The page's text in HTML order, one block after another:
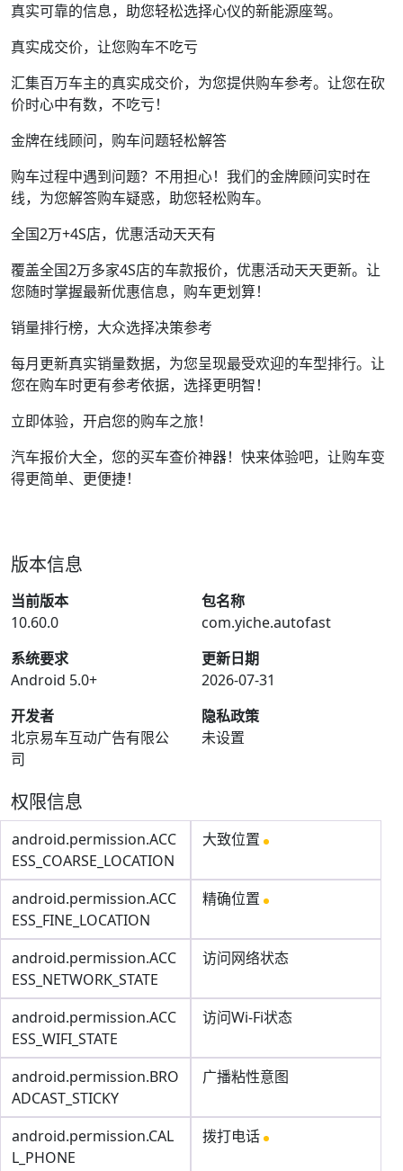
真实可靠的信息，助您轻松选择心仪的新能源座驾。
真实成交价，让您购车不吃亏
汇集百万车主的真实成交价，为您提供购车参考。让您在砍
价时心中有数，不吃亏！
金牌在线顾问，购车问题轻松解答
购车过程中遇到问题？不用担心！我们的金牌顾问实时在
线，为您解答购车疑惑，助您轻松购车。
全国2万+4S店，优惠活动天天有
覆盖全国2万多家4S店的车款报价，优惠活动天天更新。让
您随时掌握最新优惠信息，购车更划算！
销量排行榜，大众选择决策参考
每月更新真实销量数据，为您呈现最受欢迎的车型排行。让
您在购车时更有参考依据，选择更明智！
立即体验，开启您的购车之旅！
汽车报价大全，您的买车查价神器！快来体验吧，让购车变
得更简单、更便捷！
版本信息
当前版本
10.60.0
包名称
com.yiche.autofast
系统要求
Android 5.0+
更新日期
2026-07-31
开发者
北京易车互动广告有限公
司
隐私政策
未设置
权限信息
android.permission.ACC
ESS_COARSE_LOCATION
大致位置
android.permission.ACC
ESS_FINE_LOCATION
精确位置
android.permission.ACC
ESS_NETWORK_STATE
访问网络状态
android.permission.ACC
ESS_WIFI_STATE
访问Wi-Fi状态
android.permission.BRO
ADCAST_STICKY
广播粘性意图
android.permission.CAL
L_PHONE
拨打电话